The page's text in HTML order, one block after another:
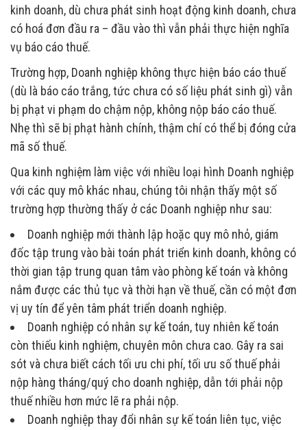
kinh doanh, dù chưa phát sinh hoạt động kinh doanh, chưa
có hoá đơn đầu ra – đầu vào thì vẫn phải thực hiện nghĩa
vụ báo cáo thuế.
Trường hợp, Doanh nghiệp không thực hiện báo cáo thuế
(dù là báo cáo trắng, tức chưa có số liệu phát sinh gì) vẫn
bị phạt vi phạm do chậm nộp, không nộp báo cáo thuế.
Nhẹ thì sẽ bị phạt hành chính, thậm chí có thể bị đóng cửa
mã số thuế.
Qua kinh nghiệm làm việc với nhiều loại hình Doanh nghiệp
với các quy mô khác nhau, chúng tôi nhận thấy một số
trường hợp thường thấy ở các Doanh nghiệp như sau:
Doanh nghiệp mới thành lập hoặc quy mô nhỏ, giám
đốc tập trung vào bài toán phát triển kinh doanh, không có
thời gian tập trung quan tâm vào phòng kế toán và không
nắm được các thủ tục và thời hạn về thuế, cần có một đơn
vị uy tín để yên tâm phát triển doanh nghiệp.
Doanh nghiệp có nhân sự kế toán, tuy nhiên kế toán
còn thiếu kinh nghiệm, chuyên môn chưa cao. Gây ra sai
sót và chưa biết cách tối ưu chi phí, tối ưu số thuế phải
nộp hàng tháng/quý cho doanh nghiệp, dẫn tới phải nộp
thuế nhiều hơn mức lẽ ra phải nộp.
Doanh nghiệp thay đổi nhân sự kế toán liên tục, việc